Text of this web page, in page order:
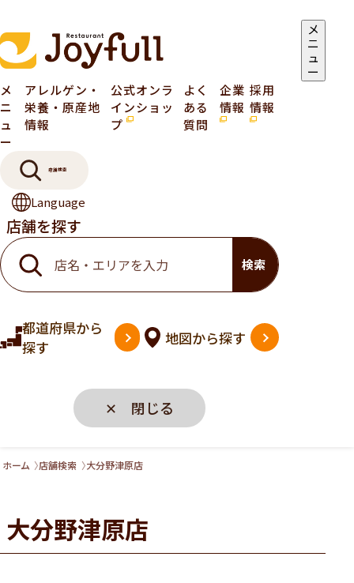
メ
ニ
ュ
ー
メ
ニ
ュ
ー
アレルゲン・
栄養・原産地
情報
公式オンラ
インショッ
プ
よく
ある
質問
企業
情報
採用
情報
店舗検索
Language
店舗を探す
検索
都道府県から
探す
地図から探す
✕ 閉じる
ホーム 店舗検索 大分野津原店
大分野津原店